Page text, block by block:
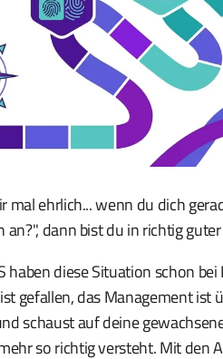
mal ehrlich... wenn du dich
an?", dann bist du in richtig
haben diese Situation schon
gefallen, das Management ist
schaust auf deine
so richtig versteht. Mit den